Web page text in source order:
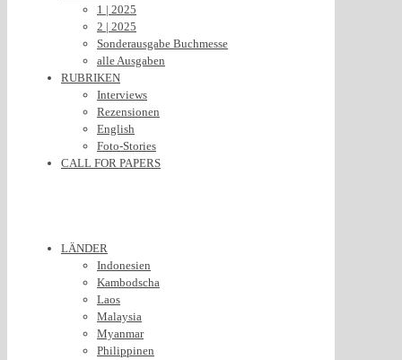
1 | 2025
2 | 2025
Sonderausgabe Buchmesse
alle Ausgaben
RUBRIKEN
Interviews
Rezensionen
English
Foto-Stories
CALL FOR PAPERS
LÄNDER
Indonesien
Kambodscha
Laos
Malaysia
Myanmar
Philippinen